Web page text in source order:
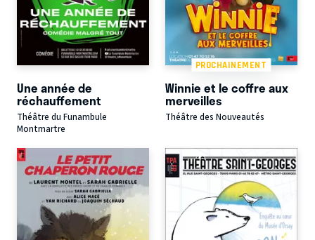
Une année de
réchauffement
Théâtre du Funambule
Montmartre
PROCHAINEMENT
Winnie et le coffre aux
merveilles
Théâtre des Nouveautés